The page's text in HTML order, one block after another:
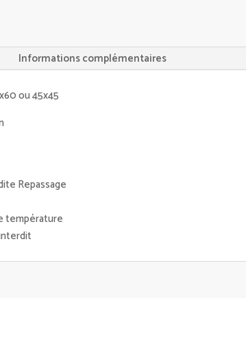
Informations complémentaires
ou 45x45
Repassage
température